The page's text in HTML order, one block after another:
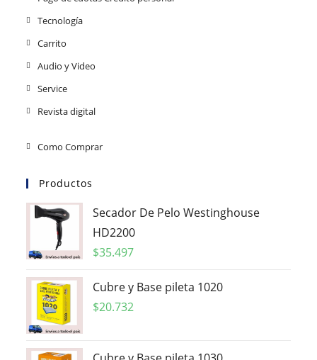
Tecnología
Carrito
Audio y Video
Service
Revista digital
Como Comprar
Productos
Secador De Pelo Westinghouse
HD2200
$35.497
Cubre y Base pileta 1020
$20.732